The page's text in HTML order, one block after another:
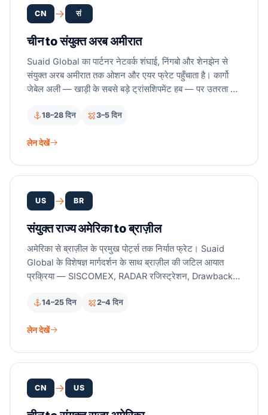
CN सं
चीन to संयुक्त अरब अमीरात
Suaid Global का पार्टनर नेटवर्क शंघाई, निंगबो और शेनझेन से
संयुक्त अरब अमीरात तक ओशन और एयर फ्रेट पहुँचाता है। कार्गो
जेबेल अली — खाड़ी के सबसे बड़े ट्रांसशिपमेंट हब — पर उतरता है।
चलती है, इसलिए यह लाल सागर को कभी नहीं छूती। लाइसेंस प्राप्त
JAFZA फ्री ज़ोन री-एक्सपोर्ट दस्तावेज़ संभालते हैं।
18–28 दिन 3–5 दिन
लेन देखें
US BR
संयुक्त राज्य अमेरिका to ब्राज़ील
अमेरिका से ब्राज़ील के प्रमुख पोर्ट्स तक निर्यात फ्रेट। Suaid
Global के विशेषज्ञ मार्गदर्शन के साथ ब्राज़ील की जटिल आयात
प्रक्रिया — SISCOMEX, RADAR रजिस्ट्रेशन, Drawback
14–25 दिन 2–4 दिन
लेन देखें
CN US